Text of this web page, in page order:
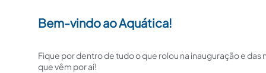
Bem-vindo ao Aquática!
Fique por dentro de tudo o que rolou na inauguração e das
que vêm por aí!